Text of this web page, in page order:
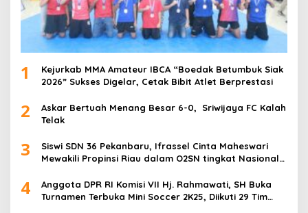
1
Kejurkab MMA Amateur IBCA “Boedak Betumbuk Siak
2026” Sukses Digelar, Cetak Bibit Atlet Berprestasi
2
Askar Bertuah Menang Besar 6-0, Sriwijaya FC Kalah
Telak
3
Siswi SDN 36 Pekanbaru, Ifrassel Cinta Maheswari
Mewakili Propinsi Riau dalam O2SN tingkat Nasional
4
Anggota DPR RI Komisi VII Hj. Rahmawati, SH Buka
Turnamen Terbuka Mini Soccer 2K25, Diikuti 29 Tim